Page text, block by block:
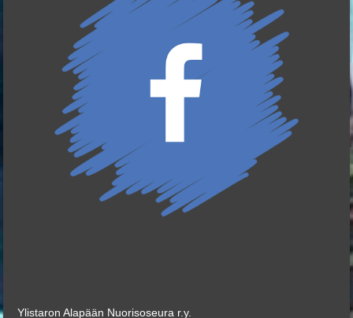
Ylistaron Alapään Nuorisoseura r.y.